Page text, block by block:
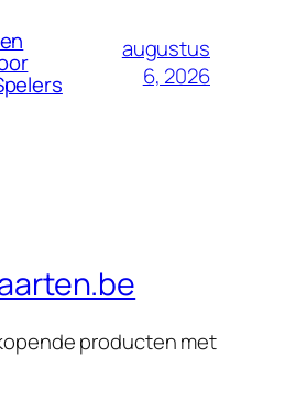
augustus
6, 2026
producten met